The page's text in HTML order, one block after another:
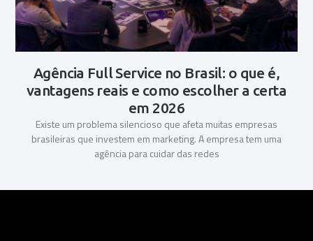
Agência Full Service no Brasil: o que é,
vantagens reais e como escolher a certa
em 2026
Existe um problema silencioso que afeta muitas empresas
brasileiras que investem em marketing. A empresa tem uma
agência para cuidar das redes